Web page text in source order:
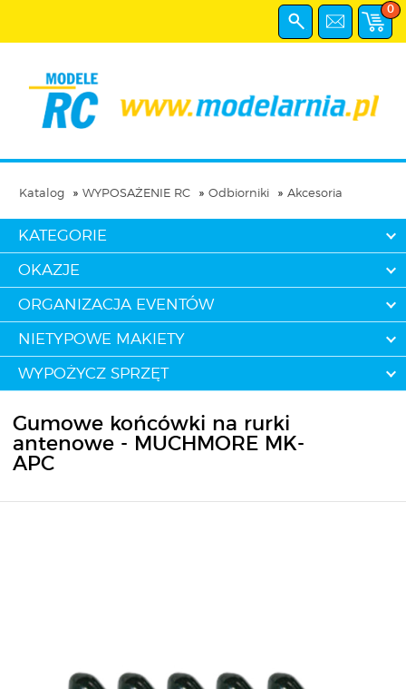
0
Katalog WYPOSAŻENIE RC Odbiorniki Akcesoria
KATEGORIE
OKAZJE
ORGANIZACJA EVENTÓW
NIETYPOWE MAKIETY
WYPOŻYCZ SPRZĘT
Gumowe końcówki na rurki
antenowe - MUCHMORE MK-
APC